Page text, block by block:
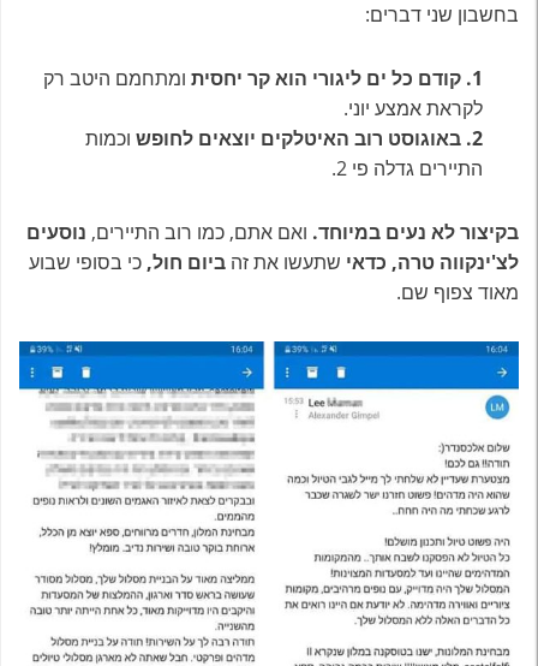
בחשבון שני דברים:
1. קודם כל ים ליגורי הוא קר יחסית
ומתחמם היטב רק
לקראת אמצע יוני.
2. באוגוסט רוב האיטלקים יוצאים לחופש
וכמות
התיירים גדלה פי 2.
בקיצור לא נעים במיוחד. ואם אתם, כמו רוב התיירים, נוסעים
לצ'ינקווה טרה, כדאי שתעשו את זה ביום חול, כי בסופי שבוע
מאוד צפוף שם.